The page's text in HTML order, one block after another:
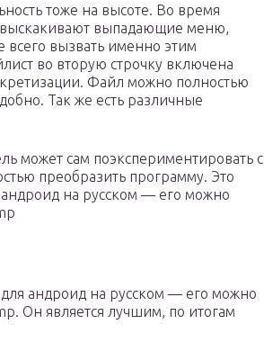
тоже на высоте. Во время
выскакивают выпадающие меню,
всего вызвать именно этим
во вторую строчку включена
Файл можно полностью
Так же есть различные
может сам поэкспериментировать с
преобразить программу. Это
на русском — его можно
андроид на русском — его можно
Он является лучшим, по итогам